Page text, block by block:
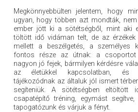
Megkönnyebbülten jelentem, hogy
ugyan, hogy többen azt mondták,
ember jött ki a sötétségből, mint aki
töltött idő vidáman telt, de az
mellett a beszélgetés, a személyes
fontos része az útnak: a csoportot
nagyon jó fejek, bármilyen kérdésre
az életükkel kapcsolatban, és
tájékozódnak az általuk jól ismert
segíteniük. A sötétségben eltöltött
csapatépítő tréning, egymást segítve,
tapogatózunk és várjuk a fényt.